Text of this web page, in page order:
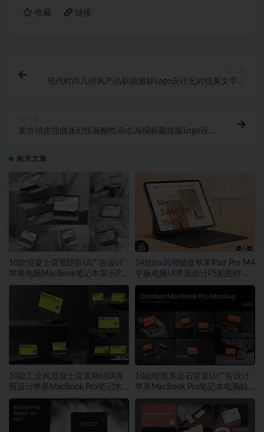
收藏 链接
现代时尚几何风产品标题徽标Logo设计无衬线英文字体
复古俏皮扭曲迷幻怪诞酸性杂志海报标题排版Logo设计
相关文章
10款混凝土背景阴影UI广告设计
苹果电脑MacBook笔记本展示PS
贴图样机模板
14款Ins风带键盘苹果iPad Pro M4
平板电脑UI界面设计PS贴图样机
模板
10款工业风混凝土背景网站UI界
面设计苹果MacBook Pro笔记本
电脑展示PS贴图样机模板
10款暗黑系岩石背景UI广告设计
苹果MacBook Pro笔记本电脑贴
图PSD样机模板